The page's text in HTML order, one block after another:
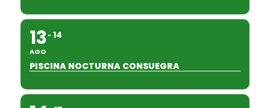
13
AGO
14
PISCINA NOCTURNA CONSUEGRA